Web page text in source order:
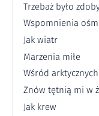
Trzebaż było
Wspomnienia
Jak wiatr
Marzenia miłe
Wśród
Znów tętnią mi w
Jak krew